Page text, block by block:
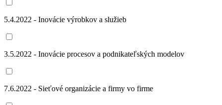
5.4.2022 - Inovácie výrobkov a služieb
3.5.2022 - Inovácie procesov a podnikateľských modelov
7.6.2022 - Sieťové organizácie a firmy vo firme